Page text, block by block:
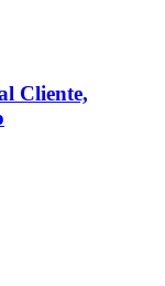
Cliente,